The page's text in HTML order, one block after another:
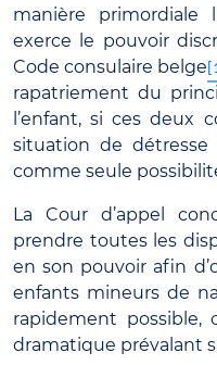
manière primordiale
exerce le pouvoir
Code consulaire belge
rapatriement du
l’enfant, si ces deux
situation de
comme seule
La Cour d’appel
prendre toutes les
en son pouvoir afin
enfants mineurs de
rapidement
dramatique prévalant